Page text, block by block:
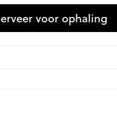
voor ophaling